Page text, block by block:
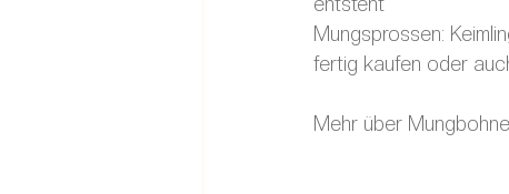
Mungsprossen:
fertig kaufen oder
Mehr über